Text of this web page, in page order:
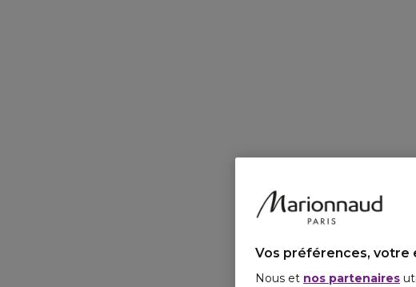
Vos préférences, votre
Nous et nos partenaires